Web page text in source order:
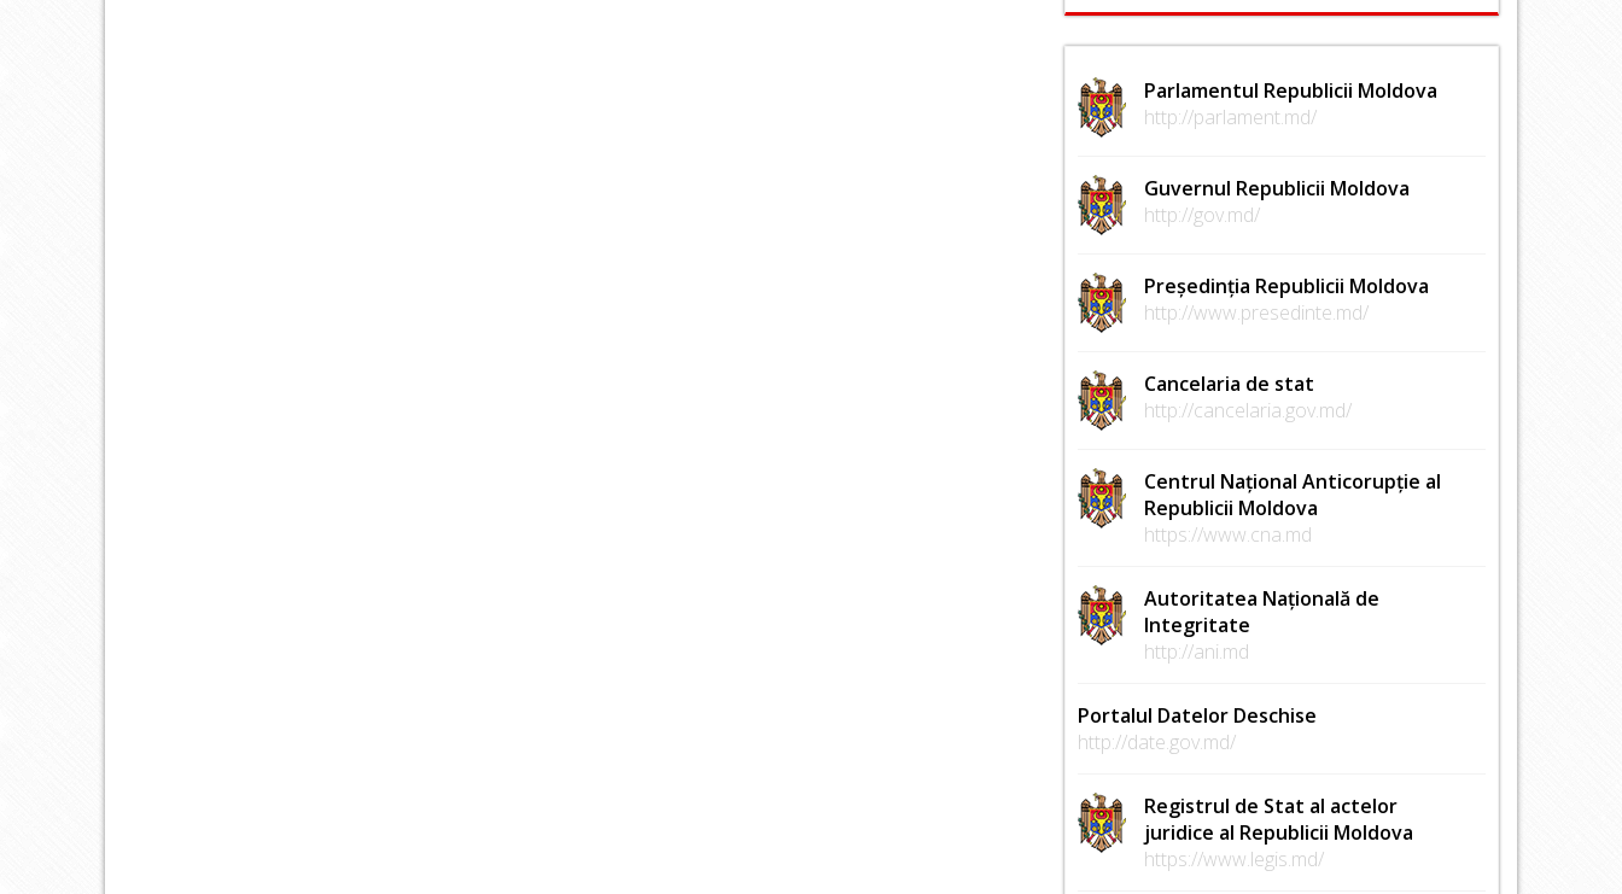
Parlamentul Republicii Moldova
http://parlament.md/
Guvernul Republicii Moldova
http://gov.md/
Președinția Republicii Moldova
http://www.presedinte.md/
Cancelaria de stat
http://cancelaria.gov.md/
Centrul Național Anticorupție al
Republicii Moldova
https://www.cna.md
Autoritatea Națională de
Integritate
http://ani.md
Portalul Datelor Deschise
http://date.gov.md/
Registrul de Stat al actelor
juridice al Republicii Moldova
https://www.legis.md/